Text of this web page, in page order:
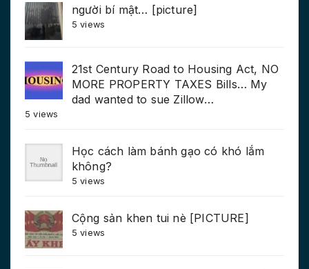
người bí mật… [picture]
5 views
21st Century Road to Housing Act, NO
MORE PROPERTY TAXES Bills… My
dad wanted to sue Zillow…
5 views
Học cách làm bánh gạo có khó lắm
không?
5 views
Cộng sản khen tui nè [PICTURE]
5 views